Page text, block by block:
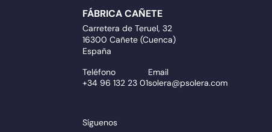
FÁBRICA CAÑETE
Carretera de Teruel, 32
16300 Cañete (Cuenca)
España
Teléfono
+34 96 132 23 01
Email
solera@psolera.com
Síguenos